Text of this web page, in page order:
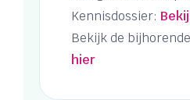
Kennisdossier:
Bekijk de
hier